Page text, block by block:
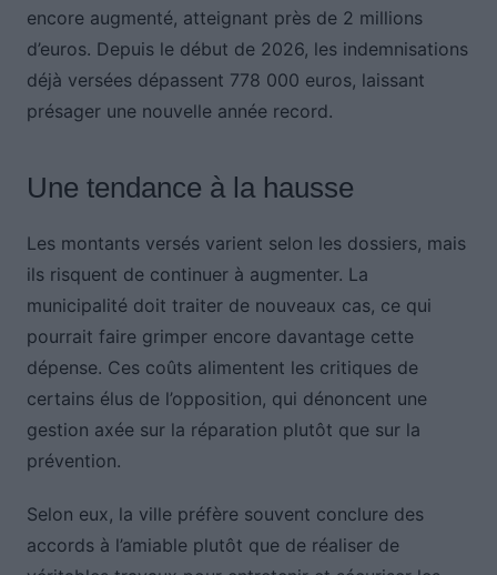
encore augmenté, atteignant près de 2 millions
d’euros. Depuis le début de 2026, les indemnisations
déjà versées dépassent 778 000 euros, laissant
présager une nouvelle année record.
Une tendance à la hausse
Les montants versés varient selon les dossiers, mais
ils risquent de continuer à augmenter. La
municipalité doit traiter de nouveaux cas, ce qui
pourrait faire grimper encore davantage cette
dépense. Ces coûts alimentent les critiques de
certains élus de l’opposition, qui dénoncent une
gestion axée sur la réparation plutôt que sur la
prévention.
Selon eux, la ville préfère souvent conclure des
accords à l’amiable plutôt que de réaliser de